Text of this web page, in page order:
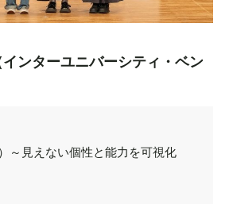
ンターユニバーシティ・ベン
～見えない個性と能力を可視化